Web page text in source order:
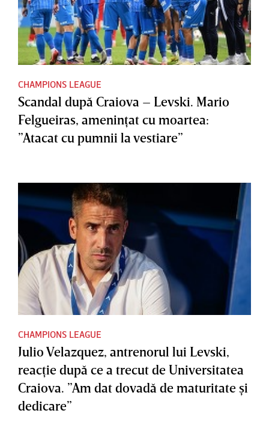
CHAMPIONS LEAGUE
Scandal după Craiova – Levski. Mario
Felgueiras, ameninţat cu moartea:
”Atacat cu pumnii la vestiare”
CHAMPIONS LEAGUE
Julio Velazquez, antrenorul lui Levski,
reacţie după ce a trecut de Universitatea
Craiova. ”Am dat dovadă de maturitate şi
dedicare”